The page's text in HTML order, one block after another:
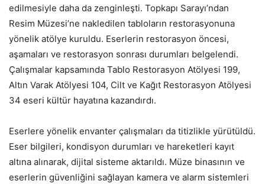
edilmesiyle daha da zenginleşti. Topkapı Sarayı’ndan
Resim Müzesi’ne nakledilen tabloların restorasyonuna
yönelik atölye kuruldu. Eserlerin restorasyon öncesi,
aşamaları ve restorasyon sonrası durumları belgelendi.
Çalışmalar kapsamında Tablo Restorasyon Atölyesi 199,
Altın Varak Atölyesi 104, Cilt ve Kağıt Restorasyon Atölyesi
34 eseri kültür hayatına kazandırdı.
Eserlere yönelik envanter çalışmaları da titizlikle yürütüldü.
Eser bilgileri, kondisyon durumları ve hareketleri kayıt
altına alınarak, dijital sisteme aktarıldı. Müze binasının ve
eserlerin güvenliğini sağlayan kamera ve alarm sistemleri